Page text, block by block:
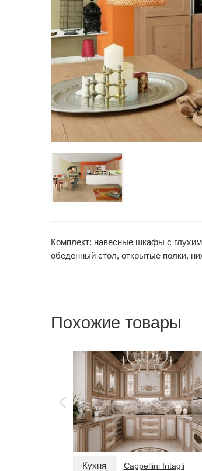
Комплект: навесные шкафы с
обеденный стол, открытые полки,
Похожие товары
Кухня Cappellini Intagli